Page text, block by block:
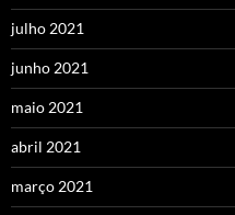
julho 2021
junho 2021
maio 2021
abril 2021
março 2021